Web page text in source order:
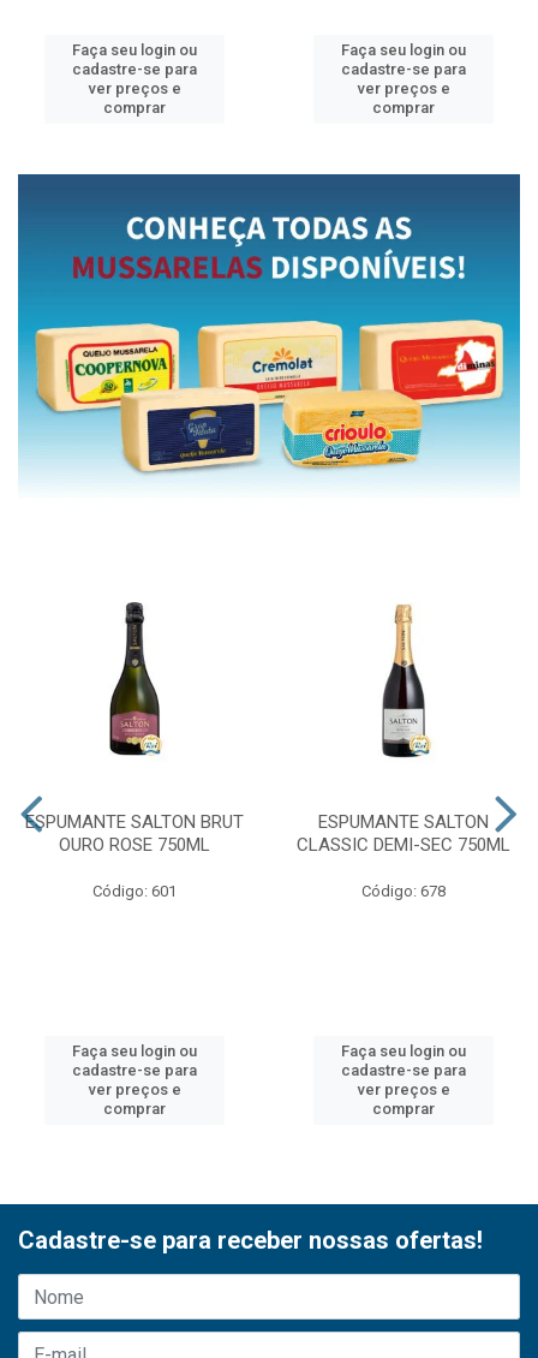
Faça seu login ou
cadastre-se para
ver preços e
comprar
Faça seu login ou
cadastre-se para
ver preços e
comprar
ESPUMANTE SALTON BRUT
OURO ROSE 750ML
Código: 601
Faça seu login ou
cadastre-se para
ver preços e
comprar
ESPUMANTE SALTON
CLASSIC DEMI-SEC 750ML
Código: 678
Faça seu login ou
cadastre-se para
ver preços e
comprar
Cadastre-se para receber nossas ofertas!